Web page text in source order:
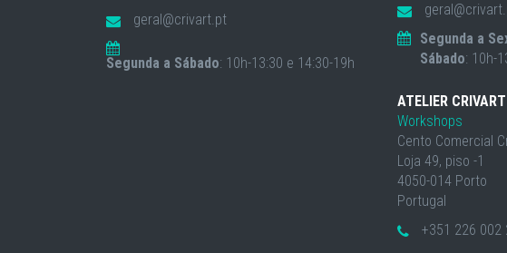
geral@crivart.pt
Segunda a Sábado: 10h-13:30 e 14:30-19h
Segunda a
Sábado: 10h-
ATELIER CRIVART
Workshops
Cento Comercial
Loja 49, piso -1
4050-014 Porto
Portugal
+351 226 002